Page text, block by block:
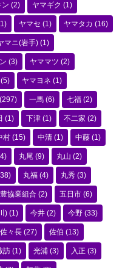
ン (2) ヤマギク (1)
ヤマセ (1) ヤマタカ (16)
マニ(岩手) (1)
(3) ヤママツ (2)
(5) ヤマヨネ (1)
(297) 一馬 (6) 七福 (2)
(1) 下津 (1) 不二家 (2)
村 (15) 中清 (1) 中藤 (1)
丸尾 (9) 丸山 (2)
丸福 (4) 丸秀 (3)
協業組合 (2) 五日市 (6)
) (1) 今井 (2) 今野 (33)
佐々長 (27) 佐伯 (13)
訪 (1) 光浦 (3) 入正 (3)